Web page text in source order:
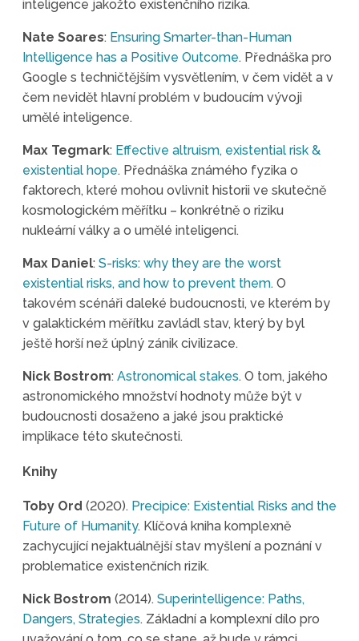
inteligence jakožto existenčního rizika.
Nate Soares: Ensuring Smarter-than-Human
Intelligence has a Positive Outcome. Přednáška pro
Google s techničtějším vysvětlením, v čem vidět a v
čem nevidět hlavní problém v budoucím vývoji
umělé inteligence.
Max Tegmark: Effective altruism, existential risk &
existential hope. Přednáška známého fyzika o
faktorech, které mohou ovlivnit historii ve skutečně
kosmologickém měřítku – konkrétně o riziku
nukleární války a o umělé inteligenci.
Max Daniel: S-risks: why they are the worst
existential risks, and how to prevent them. O
takovém scénáři daleké budoucnosti, ve kterém by
v galaktickém měřítku zavládl stav, který by byl
ještě horší než úplný zánik civilizace.
Nick Bostrom: Astronomical stakes. O tom, jakého
astronomického množství hodnoty může být v
budoucnosti dosaženo a jaké jsou praktické
implikace této skutečnosti.
Knihy
Toby Ord (2020). Precipice: Existential Risks and the
Future of Humanity. Klíčová kniha komplexně
zachycující nejaktuálnější stav myšlení a poznání v
problematice existenčních rizik.
Nick Bostrom (2014). Superintelligence: Paths,
Dangers, Strategies. Základní a komplexní dílo pro